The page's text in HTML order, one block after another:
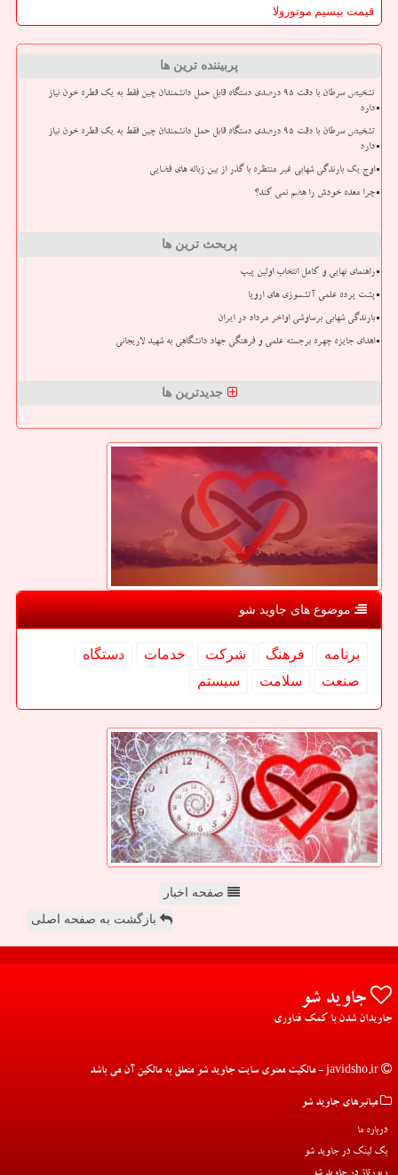
قیمت بیسیم موتورولا
پربیننده ترین ها
تشخیص سرطان با دقت ۹۵ درصدی دستگاه قابل حمل دانشمندان چین فقط به یک قطره خون نیاز
دارد
تشخیص سرطان با دقت ۹۵ درصدی دستگاه قابل حمل دانشمندان چین فقط به یک قطره خون نیاز
دارد
اوج یک بارندگی شهابی غیر منتظره با گذر از بین زباله های فضایی
چرا معده خودش را هضم نمی کند؟
پربحث ترین ها
راهنمای نهایی و کامل انتخاب اولین پیپ
پشت پرده علمی آتشسوزی های اروپا
بارندگی شهابی برساوشی اواخر مرداد در ایران
اهدای جایزه چهره برجسته علمی و فرهنگی جهاد دانشگاهی به شهید لاریجانی
جدیدترین ها
موضوع های جاوید شو
برنامه فرهنگ شركت خدمات
دستگاه
صنعت
سلامت سیستم
صفحه اخبار
بازگشت به صفحه اصلی
جاوید شو
جاویدان شدن با کمک فناوری
میانبرهای جاوید شو
درباره ما
بک لینک در جاوید شو